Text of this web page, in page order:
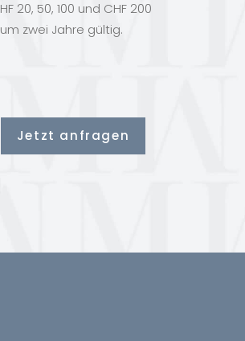
20, 50, 100 und CHF 200
zwei Jahre gültig.
Jetzt anfragen